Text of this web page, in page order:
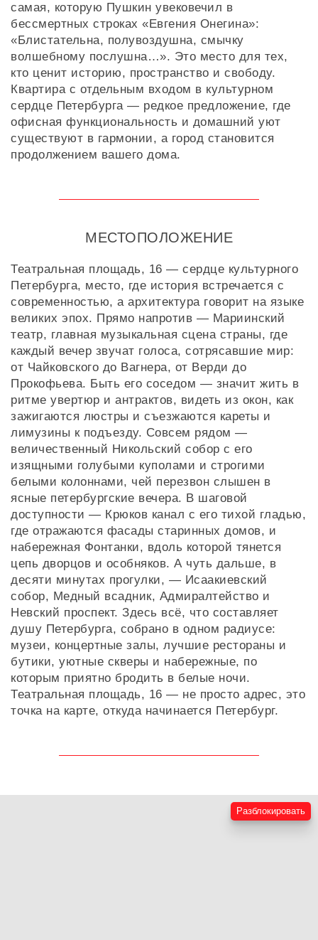
самая, которую Пушкин увековечил в
бессмертных строках «Евгения Онегина»:
«Блистательна, полувоздушна, смычку
волшебному послушна…». Это место для тех,
кто ценит историю, пространство и свободу.
Квартира с отдельным входом в культурном
сердце Петербурга — редкое предложение, где
офисная функциональность и домашний уют
существуют в гармонии, а город становится
продолжением вашего дома.
МЕСТОПОЛОЖЕНИЕ
Театральная площадь, 16 — сердце культурного
Петербурга, место, где история встречается с
современностью, а архитектура говорит на языке
великих эпох. Прямо напротив — Мариинский
театр, главная музыкальная сцена страны, где
каждый вечер звучат голоса, сотрясавшие мир:
от Чайковского до Вагнера, от Верди до
Прокофьева. Быть его соседом — значит жить в
ритме увертюр и антрактов, видеть из окон, как
зажигаются люстры и съезжаются кареты и
лимузины к подъезду. Совсем рядом —
величественный Никольский собор с его
изящными голубыми куполами и строгими
белыми колоннами, чей перезвон слышен в
ясные петербургские вечера. В шаговой
доступности — Крюков канал с его тихой гладью,
где отражаются фасады старинных домов, и
набережная Фонтанки, вдоль которой тянется
цепь дворцов и особняков. А чуть дальше, в
десяти минутах прогулки, — Исаакиевский
собор, Медный всадник, Адмиралтейство и
Невский проспект. Здесь всё, что составляет
душу Петербурга, собрано в одном радиусе:
музеи, концертные залы, лучшие рестораны и
бутики, уютные скверы и набережные, по
которым приятно бродить в белые ночи.
Театральная площадь, 16 — не просто адрес, это
точка на карте, откуда начинается Петербург.
Разблокировать